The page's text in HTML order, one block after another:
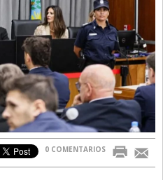
0 COMENTARIOS